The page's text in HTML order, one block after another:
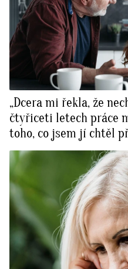
„Dcera mi řekla, že
čtyřiceti letech práce
toho, co jsem jí chtěl